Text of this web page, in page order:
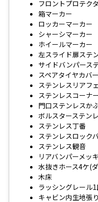
フロントプロテク
箱マーカー
ロッカーマーカー
シャーシマーカー
ホイールマーカー
左スライド扉ステ
サイドバンパース
スペアタイヤカバ
ステンレスリアフ
ステンレスコーナ
門口ステンレスか
ボルスターステン
ステンレス丁番
ステンレスロック
ステンレス観音
リアバンパーメッキ
水抜きホース4ケ(
木床
ラッシングレール
キャビン内生地張り